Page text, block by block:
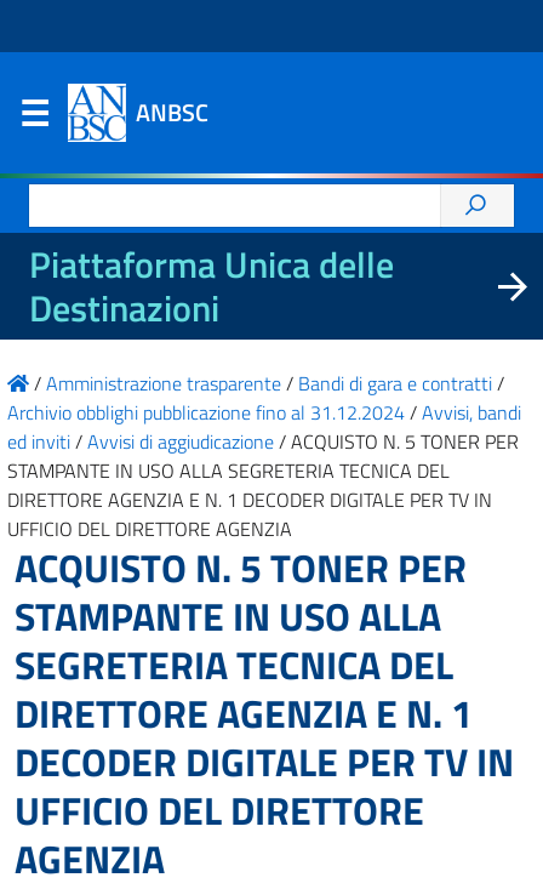
ANBSC
per:
Piattaforma Unica delle
Destinazioni
/Amministrazione trasparente/ Bandi di gara e contratti/
Archivio obblighi pubblicazione fino al 31.12.2024/Avvisi, bandi
ed inviti/Avvisi di aggiudicazione/ACQUISTO N. 5 TONER PER
STAMPANTE IN USO ALLA SEGRETERIA TECNICA DEL
DIRETTORE AGENZIA E N. 1 DECODER DIGITALE PER TV IN
UFFICIO DEL DIRETTORE AGENZIA
ACQUISTO N. 5 TONER PER
STAMPANTE IN USO ALLA
SEGRETERIA TECNICA DEL
DIRETTORE AGENZIA E N. 1
DECODER DIGITALE PER TV IN
UFFICIO DEL DIRETTORE
AGENZIA